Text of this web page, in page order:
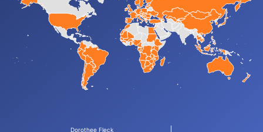
Dorothee Fleck